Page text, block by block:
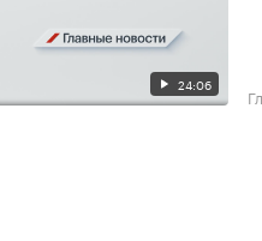
24:06